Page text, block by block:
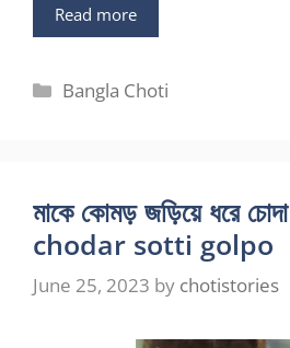
Read more
Categories
Bangla Choti
মাকে কোমড় জড়িয়ে ধরে
chodar sotti golpo
June 25, 2023 by chotistories